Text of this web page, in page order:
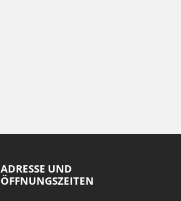
ADRESSE UND
ÖFFNUNGSZEITEN